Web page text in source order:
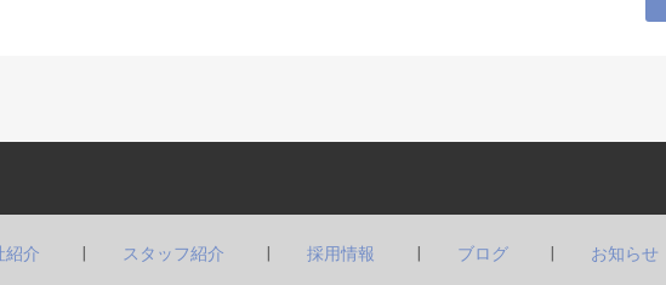
紹介 スタッフ紹介 採用情報 ブログ お知らせ